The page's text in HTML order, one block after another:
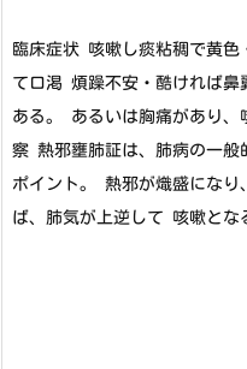
臨床症状 咳嗽し痰粘稠で黄色
て口渇 煩躁不安・酷ければ鼻
ある。 あるいは胸痛があり
察 熱邪壅肺証は、肺病の一般
ポイント。 熱邪が熾盛にな
ば、肺気が上逆して 咳嗽と